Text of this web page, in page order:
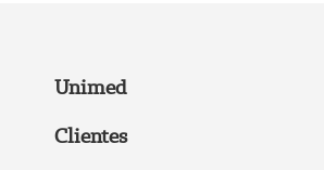
Unimed
Clientes